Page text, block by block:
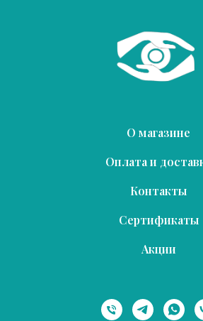
О магазине
Оплата и
Контакты
Сертификаты
Акции